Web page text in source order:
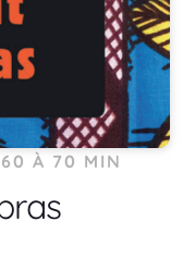
60 À 70 MIN